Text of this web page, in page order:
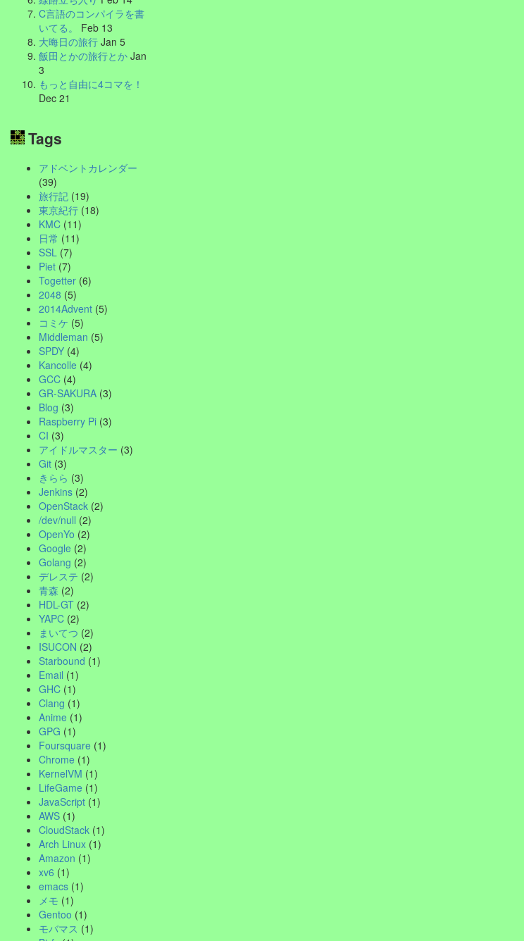
C言語のコンパイラを書
いてる。
Feb 13
大晦日の旅行 Jan 5
飯田とかの旅行とか Jan
3
もっと自由に4コマを！
Dec 21
Tags
アドベントカレンダー
(39)
旅行記 (19)
東京紀行 (18)
KMC (11)
日常 (11)
SSL (7)
Piet (7)
Togetter (6)
2048 (5)
2014Advent (5)
コミケ (5)
Middleman (5)
SPDY (4)
Kancolle (4)
GCC (4)
GR-SAKURA (3)
Blog (3)
Raspberry Pi (3)
CI (3)
アイドルマスター (3)
Git (3)
きらら (3)
Jenkins (2)
OpenStack (2)
/dev/null (2)
OpenYo (2)
Google (2)
Golang (2)
デレステ (2)
青森 (2)
HDL-GT (2)
YAPC (2)
まいてつ (2)
ISUCON (2)
Starbound (1)
Email (1)
GHC (1)
Clang (1)
Anime (1)
GPG (1)
Foursquare (1)
Chrome (1)
KernelVM (1)
LifeGame (1)
JavaScript (1)
AWS (1)
CloudStack (1)
Arch Linux (1)
Amazon (1)
xv6 (1)
emacs (1)
メモ (1)
Gentoo (1)
モバマス (1)